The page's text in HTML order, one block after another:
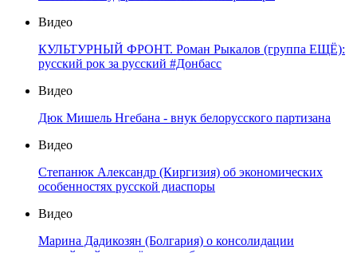
Видео
КУЛЬТУРНЫЙ ФРОНТ. Роман Рыкалов (группа ЕЩЁ):
русский рок за русский #Донбасс
Видео
Дюк Мишель Нгебана - внук белорусского партизана
Видео
Степанюк Александр (Киргизия) об экономических
особенностях русской диаспоры
Видео
Марина Дадикозян (Болгария) о консолидации